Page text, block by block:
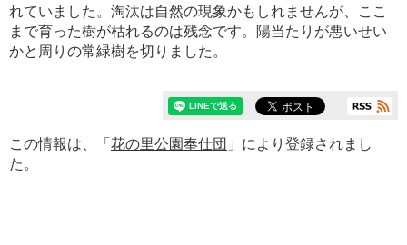
れていました。淘汰は自然の現象かもしれませんが、ここ
まで育った樹が枯れるのは残念です。
陽当たりが悪いせい
かと周りの常緑樹を切りました。
この情報は、「 花の里公園奉仕団 」により登録されまし
た。